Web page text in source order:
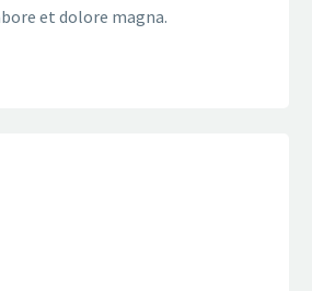
et dolore magna.